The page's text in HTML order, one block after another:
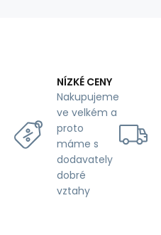
NÍZKÉ CENY
Nakupujeme
ve velkém a
proto
máme s
dodavately
dobré
vztahy